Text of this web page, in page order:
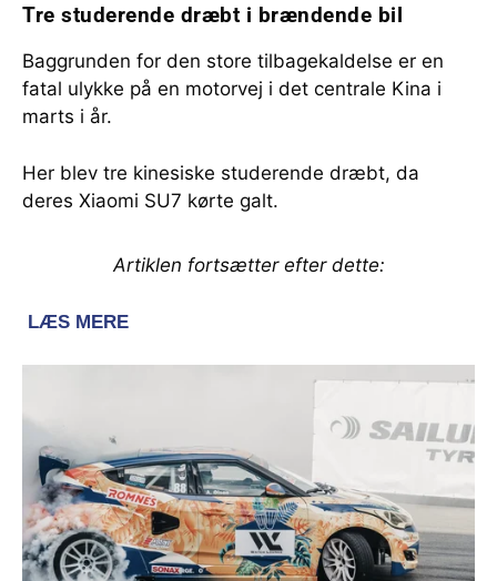
Tre studerende dræbt i brændende bil
Baggrunden for den store tilbagekaldelse er en
fatal ulykke på en motorvej i det centrale Kina i
marts i år.
Her blev tre kinesiske studerende dræbt, da
deres Xiaomi SU7 kørte galt.
Artiklen fortsætter efter dette: